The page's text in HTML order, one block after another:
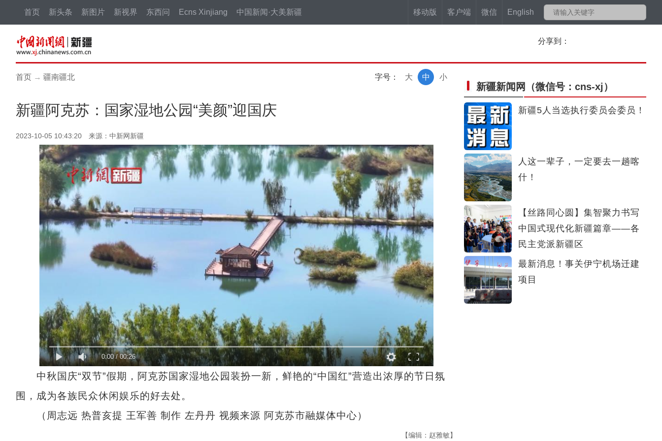
移动版 客户端 微信 English
首页 新头条 新图片 新视界 东西问 Ecns Xinjiang 中国新闻·大美新疆
分享到：
首页 → 疆南疆北 字号： 小
中
大
新疆阿克苏：国家湿地公园“美颜”迎国庆
2023-10-05 10:43:20 来源：中新网新疆
0:00/00:26
中秋国庆“双节”假期，阿克苏国家湿地公园装扮一新，鲜艳的“中国红”营造出浓厚的节日氛
围，成为各族民众休闲娱乐的好去处。
（周志远 热普亥提 王军善 制作 左丹丹 视频来源 阿克苏市融媒体中心）
【编辑：赵雅敏】
新疆新闻网 （微信号：cns-xj）
新疆5人当选执行委员会委员！
人这一辈子，一定要去一趟喀
什！
【丝路同心圆】集智聚力书写
中国式现代化新疆篇章——各
民主党派新疆区
最新消息！事关伊宁机场迁建
项目